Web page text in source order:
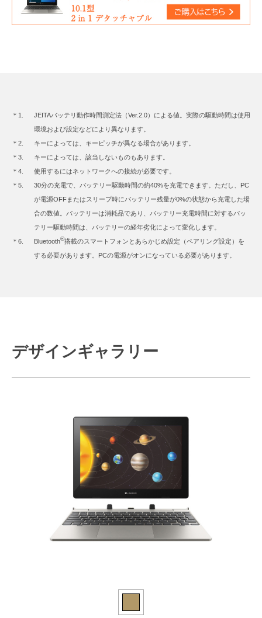
＊1.
JEITAバッテリ動作時間測定法（Ver.2.0）による値。実際の駆動時間は使用
環境および設定などにより異なります。
＊2.
キーによっては、キーピッチが異なる場合があります。
＊3.
キーによっては、該当しないものもあります。
＊4.
使用するにはネットワークへの接続が必要です。
＊5.
30分の充電で、バッテリー駆動時間の約40%を充電できます。ただし、PC
が電源OFFまたはスリープ時にバッテリー残量が0%の状態から充電した場
合の数値。バッテリーは消耗品であり、バッテリー充電時間に対するバッ
テリー駆動時間は、バッテリーの経年劣化によって変化します。
＊6.
Bluetooth®搭載のスマートフォンとあらかじめ設定（ペアリング設定）を
する必要があります。PCの電源がオンになっている必要があります。
デザインギャラリー